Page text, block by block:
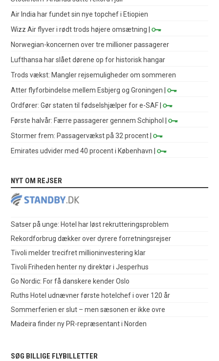
Air India har fundet sin nye topchef i Etiopien
Wizz Air flyver i rødt trods højere omsætning |
Norwegian-koncernen over tre millioner passagerer
Lufthansa har slået dørene op for historisk hangar
Trods vækst: Mangler rejsemuligheder om sommeren
Atter flyforbindelse mellem Esbjerg og Groningen |
Ordfører: Gør staten til fødselshjælper for e-SAF |
Første halvår: Færre passagerer gennem Schiphol
|
Stormer frem: Passagervækst på 32 procent |
Emirates udvider med 40 procent i København |
NYT OM REJSER
Satser på unge: Hotel har løst rekrutteringsproblem
Rekordforbrug dækker over dyrere forretningsrejser
Tivoli melder trecifret millioninvestering klar
Tivoli Friheden henter ny direktør i Jesperhus
Go Nordic: For få danskere kender Oslo
Ruths Hotel udnævner første hotelchef i over 120 år
Sommerferien er slut – men sæsonen er ikke ovre
Madeira finder ny PR-repræsentant i Norden
SØG BILLIGE FLYBILLETTER